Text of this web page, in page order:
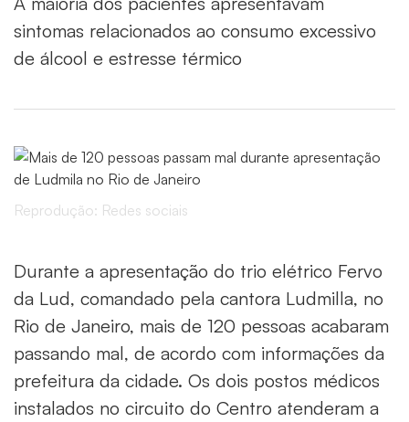
sintomas relacionados ao consumo excessivo
de álcool e estresse térmico
Reprodução: Redes sociais
Durante a apresentação do trio elétrico Fervo
da Lud, comandado pela cantora Ludmilla, no
Rio de Janeiro, mais de 120 pessoas acabaram
passando mal, de acordo com informações da
prefeitura da cidade. Os dois postos médicos
instalados no circuito do Centro atenderam a